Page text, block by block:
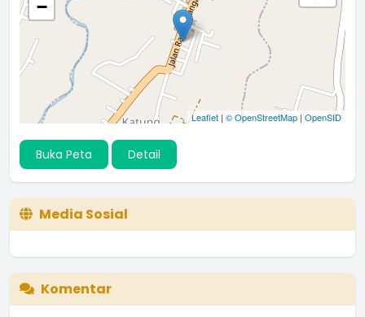
−
Leaflet | © OpenStreetMap | OpenSID
Buka Peta Detail
Media Sosial
Komentar